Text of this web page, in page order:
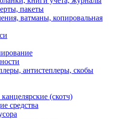
пакеты
ватманы, копировальная
антистеплеры, скобы
(скотч)
средства